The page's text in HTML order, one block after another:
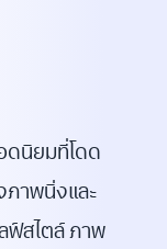
ดนิยมที่โดด
ภาพนิ่งและ
ฟ์สไตล์ ภาพ